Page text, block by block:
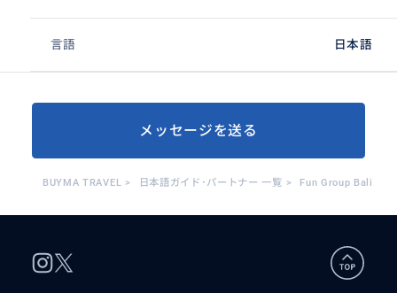
言語 日本語
メッセージを送る
BUYMA TRAVEL > 日本語ガイド･パートナー 一覧 > Fun Group Bali